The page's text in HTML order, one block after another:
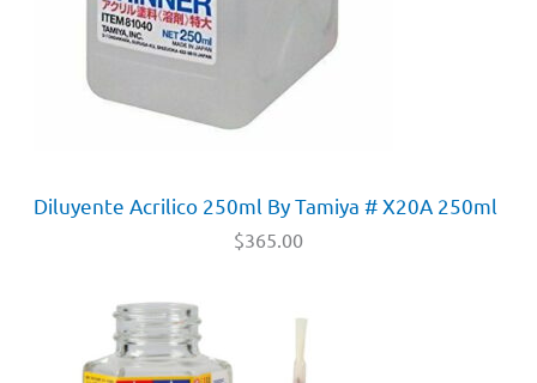
Diluyente Acrilico 250ml By Tamiya # X20A 250ml
$365.00